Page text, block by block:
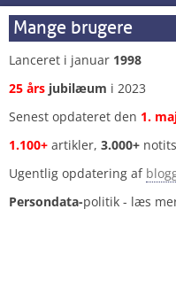
Mange brugere
Lanceret i januar 1998
25 års jubilæum i 2023
Senest opdateret den 1.
1.100+ artikler, 3.000+
Ugentlig opdatering af
Persondata-politik - læs